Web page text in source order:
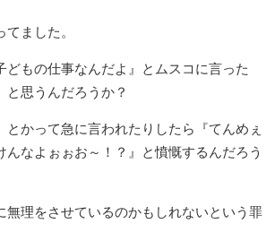
ました。
もの仕事なんだよ』とムスコに言った
思うんだろうか？
かって急に言われたりしたら『てんめぇ
なよぉぉお～！？』と憤慨するんだろう
理をさせているのかもしれないという罪